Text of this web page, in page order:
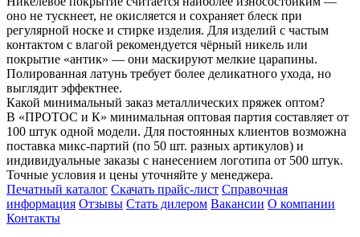
оно не тускнеет, не окисляется и сохраняет блеск при
регулярной носке и стирке изделия. Для изделий с частым
контактом с влагой рекомендуется чёрный никель или
покрытие «антик» — они маскируют мелкие царапины.
Полированная латунь требует более деликатного ухода, но
выглядит эффектнее.
Какой минимальный заказ металлических пряжек оптом?
В «ПРОТОС и К» минимальная оптовая партия составляет от
100 штук одной модели. Для постоянных клиентов возможна
поставка микс-партий (по 50 шт. разных артикулов) и
индивидуальные заказы с нанесением логотипа от 500 штук.
Точные условия и цены уточняйте у менеджера.
Печатный каталог Скачать прайс-лист Справочная
информация Отзывы Стать дилером Вакансии О компании
Контакты